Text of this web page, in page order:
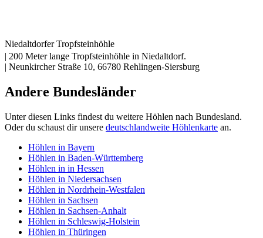
Niedaltdorfer Tropfsteinhöhle
| 200 Meter lange Tropfsteinhöhle in Niedaltdorf.
| Neunkircher Straße 10, 66780 Rehlingen-Siersburg
Andere Bundesländer
Unter diesen Links findest du weitere Höhlen nach Bundesland.
Oder du schaust dir unsere deutschlandweite Höhlenkarte an.
Höhlen in Bayern
Höhlen in Baden-Württemberg
Höhlen in in Hessen
Höhlen in Niedersachsen
Höhlen in Nordrhein-Westfalen
Höhlen in Sachsen
Höhlen in Sachsen-Anhalt
Höhlen in Schleswig-Holstein
Höhlen in Thüringen